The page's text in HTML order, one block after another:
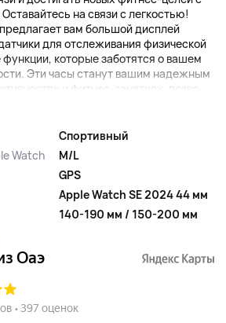
на связи с легкостью!
вам большой дисплей
для отслеживания физической
которые заботятся о вашем
Эти часы станут вашим надежным
и фитнес-занятиях, позво...
Спортивный
Watch
M/L
GPS
Apple Watch SE 2024 44 мм
140-190 мм / 150-200 мм